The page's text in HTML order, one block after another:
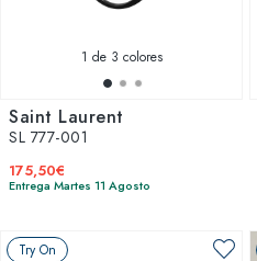
1 de 3 colores
Saint Laurent
SL 777-001
175,50€
Entrega Martes 11 Agosto
Try On